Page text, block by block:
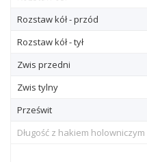
Rozstaw kół - przód
Rozstaw kół - tył
Zwis przedni
Zwis tylny
Prześwit
Długość z hakiem holowniczym